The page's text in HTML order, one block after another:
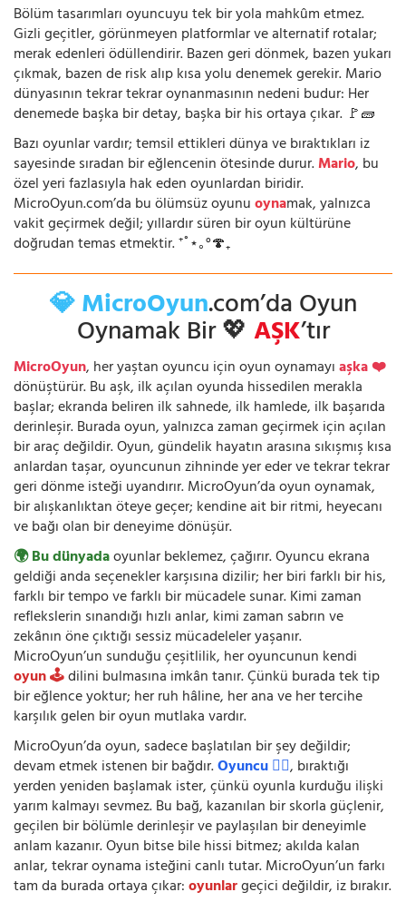
Bölüm tasarımları oyuncuyu tek bir yola mahkûm etmez.
Gizli geçitler, görünmeyen platformlar ve alternatif rotalar;
merak edenleri ödüllendirir. Bazen geri dönmek, bazen yukarı
çıkmak, bazen de risk alıp kısa yolu denemek gerekir. Mario
dünyasının tekrar tekrar oynanmasının nedeni budur: Her
denemede başka bir detay, başka bir his ortaya çıkar. 🚩🧱
Bazı oyunlar vardır; temsil ettikleri dünya ve bıraktıkları iz
sayesinde sıradan bir eğlencenin ötesinde durur.Mario, bu
özel yeri fazlasıyla hak eden oyunlardan biridir.
MicroOyun.com’da bu ölümsüz oyunuoynamak, yalnızca
vakit geçirmek değil; yıllardır süren bir oyun kültürüne
doğrudan temas etmektir. ⁺˚⋆｡°🍄₊
💎 MicroOyun.com’da Oyun
Oynamak Bir 💖AŞK’tır
MicroOyun, her yaştan oyuncu için oyun oynamayıaşka ❤️
dönüştürür. Bu aşk, ilk açılan oyunda hissedilen merakla
başlar; ekranda beliren ilk sahnede, ilk hamlede, ilk başarıda
derinleşir. Burada oyun, yalnızca zaman geçirmek için açılan
bir araç değildir. Oyun, gündelik hayatın arasına sıkışmış kısa
anlardan taşar, oyuncunun zihninde yer eder ve tekrar tekrar
geri dönme isteği uyandırır. MicroOyun’da oyun oynamak,
bir alışkanlıktan öteye geçer; kendine ait bir ritmi, heyecanı
ve bağı olan bir deneyime dönüşür.
🌍 Bu dünyadaoyunlar beklemez, çağırır. Oyuncu ekrana
geldiği anda seçenekler karşısına dizilir; her biri farklı bir his,
farklı bir tempo ve farklı bir mücadele sunar. Kimi zaman
reflekslerin sınandığı hızlı anlar, kimi zaman sabrın ve
zekânın öne çıktığı sessiz mücadeleler yaşanır.
MicroOyun’un sunduğu çeşitlilik, her oyuncunun kendi
oyun 🕹️dilini bulmasına imkân tanır. Çünkü burada tek tip
bir eğlence yoktur; her ruh hâline, her ana ve her tercihe
karşılık gelen bir oyun mutlaka vardır.
MicroOyun’da oyun, sadece başlatılan bir şey değildir;
devam etmek istenen bir bağdır.Oyuncu 🧍‍♂️, bıraktığı
yerden yeniden başlamak ister, çünkü oyunla kurduğu ilişki
yarım kalmayı sevmez. Bu bağ, kazanılan bir skorla güçlenir,
geçilen bir bölümle derinleşir ve paylaşılan bir deneyimle
anlam kazanır. Oyun bitse bile hissi bitmez; akılda kalan
anlar, tekrar oynama isteğini canlı tutar. MicroOyun’un farkı
tam da burada ortaya çıkar:oyunlargeçici değildir, iz bırakır.